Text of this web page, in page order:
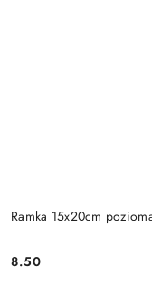
Ramka 15x20cm
Cena:
8.50